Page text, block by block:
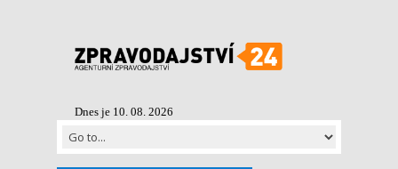
Dnes je 10. 08. 2026